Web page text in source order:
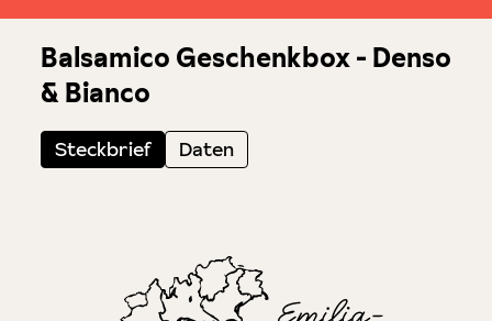
Balsamico Geschenkbox - Denso
& Bianco
Steckbrief Daten